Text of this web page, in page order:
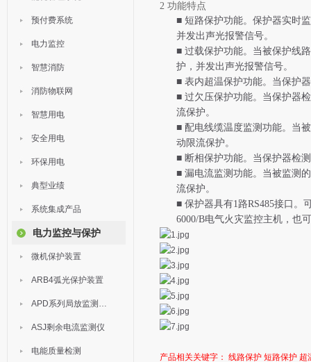
预付费系统
电力监控
智慧消防
消防物联网
智慧用电
安全用电
环保用电
典型业绩
系统集成产品
电力监控与保护
微机保护装置
ARB4弧光保护装置
APD系列局放监测装置
ASJ剩余电流监测仪
电能质量检测
2 功能特点
■ 短路保护功能。保护器实时
并发出声光报警信号。
■ 过载保护功能。当被保护线
护，并发出声光报警信号。
■ 表内超温保护功能。当保护
■ 过欠压保护功能。当保护器
流保护。
■ 配电线缆温度监测功能。当
动限流保护。
■ 断相保护功能。当保护器检
■ 漏电流监测功能。当被监测
流保护。
■ 保护器具有1路RS485接口。
6000/B电气火灾监控主机，也
产品相关关键字： 线路保护 短路保护 超